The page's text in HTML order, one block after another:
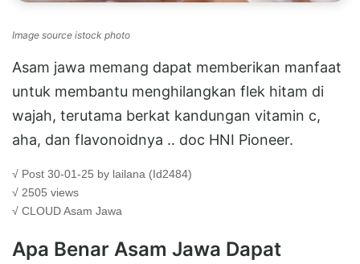
Image source istock photo
Asam jawa memang dapat memberikan manfaat
untuk membantu menghilangkan flek hitam di
wajah, terutama berkat kandungan vitamin c,
aha, dan flavonoidnya .. doc HNI Pioneer.
√ Post 30-01-25 by lailana (Id2484)
√ 2505 views
√ CLOUDAsam Jawa
Apa Benar Asam Jawa Dapat